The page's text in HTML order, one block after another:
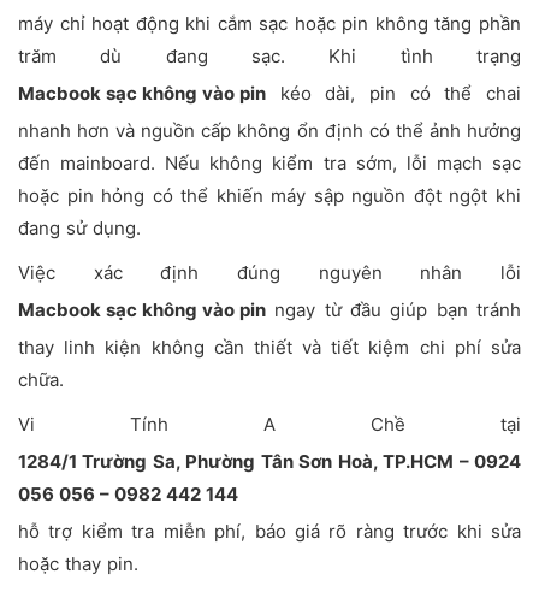
máy chỉ hoạt động khi cắm sạc hoặc pin không tăng phần
trăm dù đang sạc. Khi tình trạng
Macbook sạc không vào pin kéo dài, pin có thể chai
nhanh hơn và nguồn cấp không ổn định có thể ảnh hưởng
đến mainboard. Nếu không kiểm tra sớm, lỗi mạch sạc
hoặc pin hỏng có thể khiến máy sập nguồn đột ngột khi
đang sử dụng.
Việc xác định đúng nguyên nhân lỗi
Macbook sạc không vào pin ngay từ đầu giúp bạn tránh
thay linh kiện không cần thiết và tiết kiệm chi phí sửa
chữa.
Vi Tính A Chề tại
1284/1 Trường Sa, Phường Tân Sơn Hoà, TP.HCM – 0924
056 056 – 0982 442 144
hỗ trợ kiểm tra miễn phí, báo giá rõ ràng trước khi sửa
hoặc thay pin.